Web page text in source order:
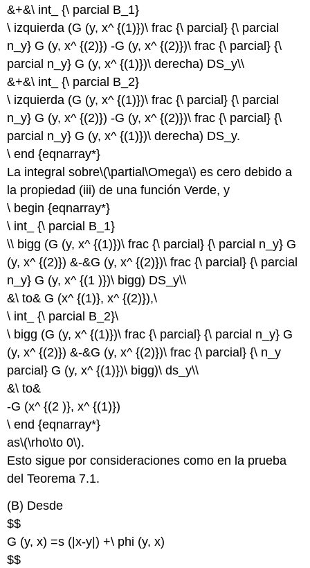
&+&\ int_ {\ parcial B_1}
\ izquierda (G (y, x^ {(1)})\ frac {\ parcial} {\ parcial
n_y} G (y, x^ {(2)}) -G (y, x^ {(2)})\ frac {\ parcial} {\
parcial n_y} G (y, x^ {(1)})\ derecha) DS_y\\
&+&\ int_ {\ parcial B_2}
\ izquierda (G (y, x^ {(1)})\ frac {\ parcial} {\ parcial
n_y} G (y, x^ {(2)}) -G (y, x^ {(2)})\ frac {\ parcial} {\
parcial n_y} G (y, x^ {(1)})\ derecha) DS_y.
\ end {eqnarray*}
La integral sobre\(\partial\Omega\) es cero debido a
la propiedad (iii) de una función Verde, y
\ begin {eqnarray*}
\ int_ {\ parcial B_1}
\\ bigg (G (y, x^ {(1)})\ frac {\ parcial} {\ parcial n_y} G
(y, x^ {(2)}) &-&G (y, x^ {(2)})\ frac {\ parcial} {\ parcial
n_y} G (y, x^ {(1 )})\ bigg) DS_y\\
&\ to& G (x^ {(1)}, x^ {(2)}),\
\ int_ {\ parcial B_2}\
\ bigg (G (y, x^ {(1)})\ frac {\ parcial} {\ parcial n_y} G
(y, x^ {(2)}) &-&G (y, x^ {(2)})\ frac {\ parcial} {\ n_y
parcial} G (y, x^ {(1)})\ bigg)\ ds_y\\
&\ to&
-G (x^ {(2 )}, x^ {(1)})
\ end {eqnarray*}
as\(\rho\to 0\).
Esto sigue por consideraciones como en la prueba
del Teorema 7.1.
(B) Desde
$$
G (y, x) =s (|x-y|) +\ phi (y, x)
$$